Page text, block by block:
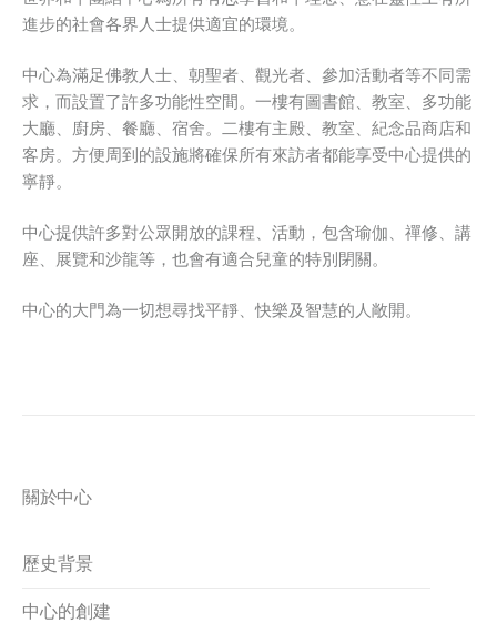
進步的社會各界人士提供適宜的環境。
中心為滿足佛教人士、朝聖者、觀光者、參加活動者等不同需
求，而設置了許多功能性空間。一樓有圖書館、教室、多功能
大廳、廚房、餐廳、宿舍。二樓有主殿、教室、紀念品商店和
客房。方便周到的設施將確保所有來訪者都能享受中心提供的
寧靜。
中心提供許多對公眾開放的課程、活動，包含瑜伽、禪修、講
座、展覽和沙龍等，也會有適合兒童的特別閉關。
中心的大門為一切想尋找平靜、快樂及智慧的人敞開。
關於中心
歷史背景
中心的創建